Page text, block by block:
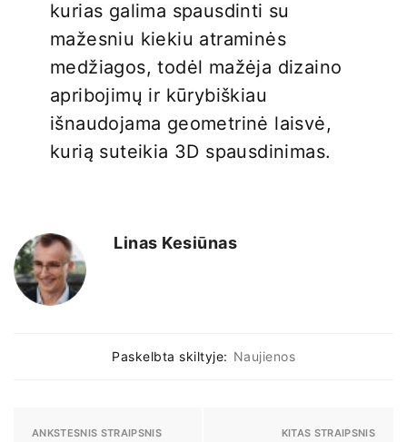
kurias galima spausdinti su
mažesniu kiekiu atraminės
medžiagos, todėl mažėja dizaino
apribojimų ir kūrybiškiau
išnaudojama geometrinė laisvė,
kurią suteikia 3D spausdinimas.
Linas Kesiūnas
Paskelbta skiltyje: Naujienos
ANKSTESNIS STRAIPSNIS KITAS STRAIPSNIS